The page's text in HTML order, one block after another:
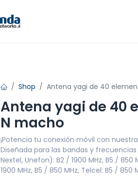
Shop Antena yagi de 40
Antena yagi de 40
N macho
¡Potencia tu conexión móvil con
Diseñada para las bandas y frecuencias
Nextel, Unefon): B2 / 1900 MHz, B5 / 850
1900 MHz, B5 / 850 MHz, Telcel: B5 / 850